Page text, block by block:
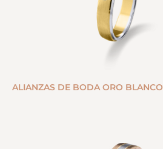
ALIANZAS DE BODA ORO BLANCO